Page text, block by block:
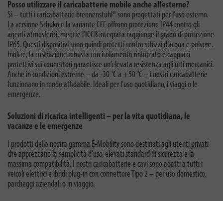
Posso utilizzare il caricabatterie mobile anche all’esterno?
Sì – tutti i caricabatterie brennenstuhl® sono progettati per l’uso esterno.
La versione Schuko e la variante CEE offrono protezione IP44 contro gli
agenti atmosferici, mentre l’ICCB integrata raggiunge il grado di protezione
IP65. Questi dispositivi sono quindi protetti contro schizzi d’acqua e polvere.
Inoltre, la costruzione robusta con isolamento rinforzato e cappucci
protettivi sui connettori garantisce un’elevata resistenza agli urti meccanici.
Anche in condizioni estreme – da -30 °C a +50 °C – i nostri caricabatterie
funzionano in modo affidabile. Ideali per l’uso quotidiano, i viaggi o le
emergenze.
Soluzioni di ricarica intelligenti – per la vita quotidiana, le
vacanze e le emergenze
I prodotti della nostra gamma E-Mobility sono destinati agli utenti privati
che apprezzano la semplicità d’uso, elevati standard di sicurezza e la
massima compatibilità. I nostri caricabatterie e cavi sono adatti a tutti i
veicoli elettrici e ibridi plug-in con connettore Tipo 2 – per uso domestico,
parcheggi aziendali o in viaggio.